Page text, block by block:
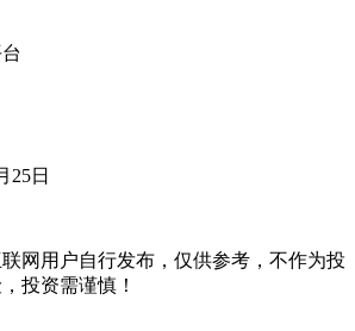
25日
网用户自行发布，仅供参考，不作为投
投资需谨慎！